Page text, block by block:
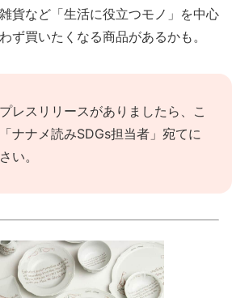
貨など「生活に役立つモノ」を中心
ず買いたくなる商品があるかも。
レスリリースがありましたら、 こ
ナナメ読みSDGs担当者」宛てに
い。